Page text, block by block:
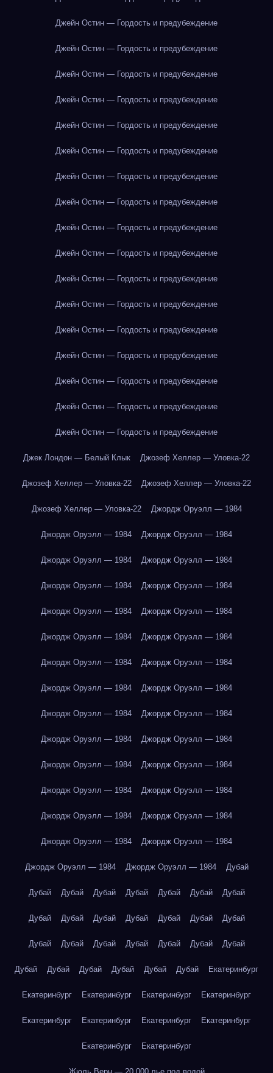
Джейн Остин — Гордость и предубеждение
Джейн Остин — Гордость и предубеждение
Джейн Остин — Гордость и предубеждение
Джейн Остин — Гордость и предубеждение
Джейн Остин — Гордость и предубеждение
Джейн Остин — Гордость и предубеждение
Джейн Остин — Гордость и предубеждение
Джейн Остин — Гордость и предубеждение
Джейн Остин — Гордость и предубеждение
Джейн Остин — Гордость и предубеждение
Джейн Остин — Гордость и предубеждение
Джейн Остин — Гордость и предубеждение
Джейн Остин — Гордость и предубеждение
Джейн Остин — Гордость и предубеждение
Джейн Остин — Гордость и предубеждение
Джейн Остин — Гордость и предубеждение
Джейн Остин — Гордость и предубеждение
Джек Лондон — Белый Клык Джозеф Хеллер — Уловка-22
Джозеф Хеллер — Уловка-22 Джозеф Хеллер — Уловка-22
Джозеф Хеллер — Уловка-22 Джордж Оруэлл — 1984
Джордж Оруэлл — 1984 Джордж Оруэлл — 1984
Джордж Оруэлл — 1984 Джордж Оруэлл — 1984
Джордж Оруэлл — 1984 Джордж Оруэлл — 1984
Джордж Оруэлл — 1984 Джордж Оруэлл — 1984
Джордж Оруэлл — 1984 Джордж Оруэлл — 1984
Джордж Оруэлл — 1984 Джордж Оруэлл — 1984
Джордж Оруэлл — 1984 Джордж Оруэлл — 1984
Джордж Оруэлл — 1984 Джордж Оруэлл — 1984
Джордж Оруэлл — 1984 Джордж Оруэлл — 1984
Джордж Оруэлл — 1984 Джордж Оруэлл — 1984
Джордж Оруэлл — 1984 Джордж Оруэлл — 1984
Джордж Оруэлл — 1984 Джордж Оруэлл — 1984
Джордж Оруэлл — 1984 Джордж Оруэлл — 1984
Джордж Оруэлл — 1984 Джордж Оруэлл — 1984 Дубай
Дубай Дубай Дубай Дубай Дубай Дубай Дубай
Дубай Дубай Дубай Дубай Дубай Дубай Дубай
Дубай Дубай Дубай Дубай Дубай Дубай Дубай
Дубай Дубай Дубай Дубай Дубай Дубай Екатеринбург
Екатеринбург Екатеринбург Екатеринбург Екатеринбург
Екатеринбург Екатеринбург Екатеринбург Екатеринбург
Екатеринбург Екатеринбург